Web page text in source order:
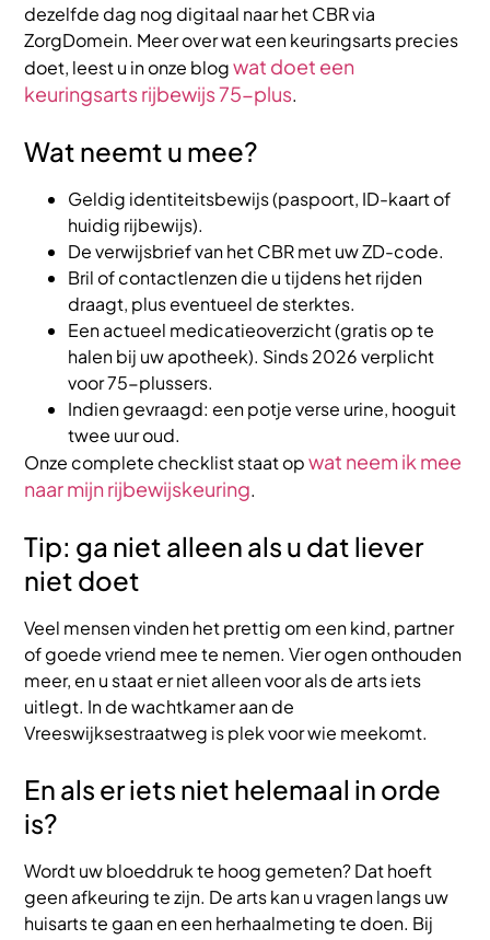
dezelfde dag nog digitaal naar het CBR via
ZorgDomein. Meer over wat een keuringsarts precies
doet, leest u in onze blogwat doet een
keuringsarts rijbewijs 75-plus.
Wat neemt u mee?
Geldig identiteitsbewijs (paspoort, ID-kaart of
huidig rijbewijs).
De verwijsbrief van het CBR met uw ZD-code.
Bril of contactlenzen die u tijdens het rijden
draagt, plus eventueel de sterktes.
Een actueel medicatieoverzicht (gratis op te
halen bij uw apotheek). Sinds 2026 verplicht
voor 75-plussers.
Indien gevraagd: een potje verse urine, hooguit
twee uur oud.
Onze complete checklist staat opwat neem ik mee
naar mijn rijbewijskeuring.
Tip: ga niet alleen als u dat liever
niet doet
Veel mensen vinden het prettig om een kind, partner
of goede vriend mee te nemen. Vier ogen onthouden
meer, en u staat er niet alleen voor als de arts iets
uitlegt. In de wachtkamer aan de
Vreeswijksestraatweg is plek voor wie meekomt.
En als er iets niet helemaal in orde
is?
Wordt uw bloeddruk te hoog gemeten? Dat hoeft
geen afkeuring te zijn. De arts kan u vragen langs uw
huisarts te gaan en een herhaalmeting te doen. Bij